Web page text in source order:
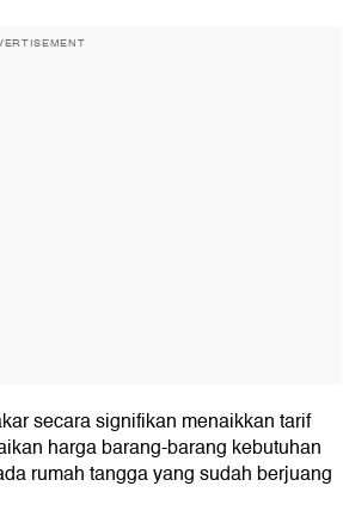
secara signifikan menaikkan tarif
harga barang-barang kebutuhan
rumah tangga yang sudah berjuang